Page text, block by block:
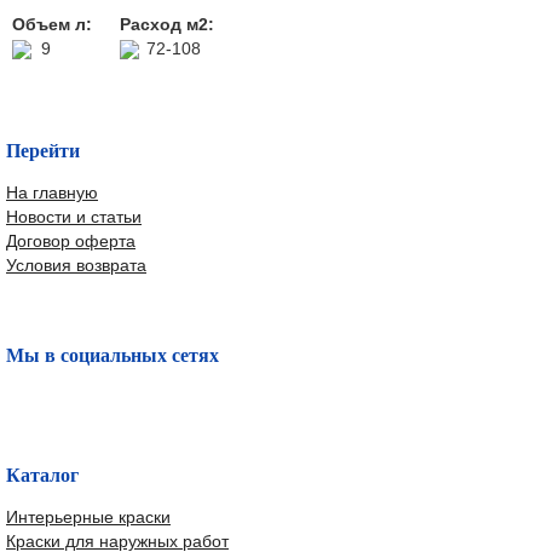
Объем л:
9
Расход м2:
72-108
Перейти
На главную
Новости и статьи
Договор оферта
Условия возврата
Мы в социальных сетях
Каталог
Интерьерные краски
Краски для наружных работ